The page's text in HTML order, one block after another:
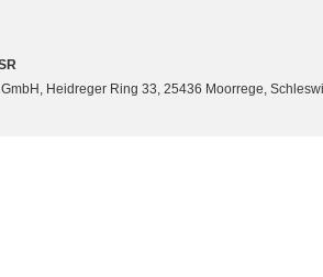
Heidreger Ring 33, 25436 Moorrege,